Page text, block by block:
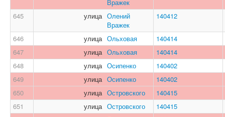
Вражек
645 улица Олений
Вражек
140412
646 улица Ольховая
140414
647
улица Ольховая
140414
648
улица Осипенко
140402
649
улица Осипенко
140402
650
улица Островского
140415
651
улица Островского
140415